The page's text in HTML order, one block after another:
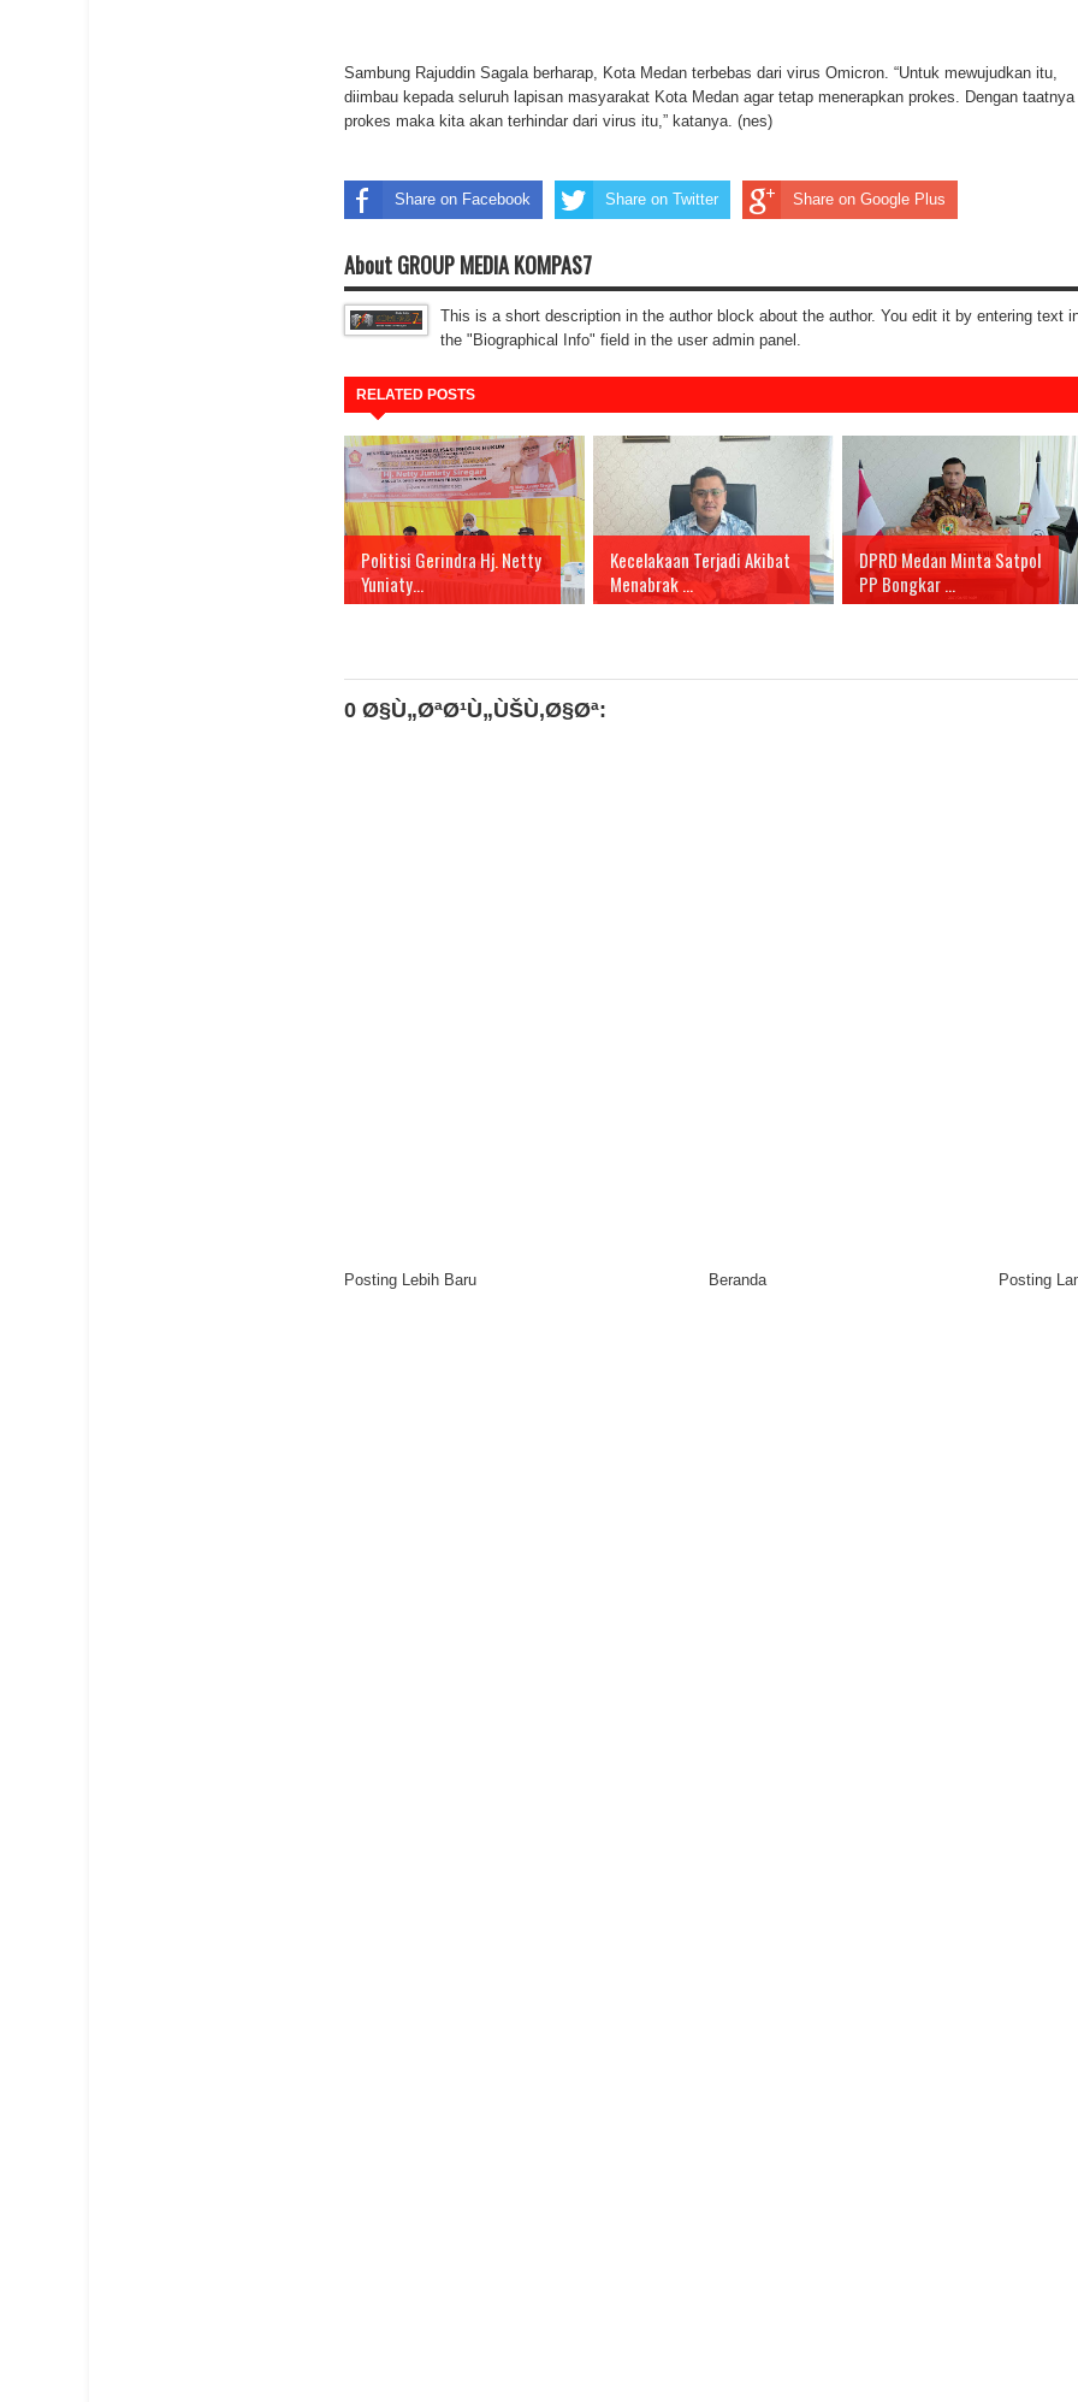
Sambung Rajuddin Sagala berharap, Kota Medan terbebas dari virus Omicron. “Untuk mewujudkan itu,
diimbau kepada seluruh lapisan masyarakat Kota Medan agar tetap menerapkan prokes. Dengan taatnya
prokes maka kita akan terhindar dari virus itu,” katanya. (nes)
Share on Facebook Share on Twitter Share on Google Plus
About GROUP MEDIA KOMPAS7
This is a short description in the author block about the author. You edit it by entering text
the "Biographical Info" field in the user admin panel.
RELATED POSTS
Politisi Gerindra Hj. Netty
Yuniaty...
Kecelakaan Terjadi Akibat
Menabrak ...
DPRD Medan Minta Satpol
PP Bongkar ...
0 Ø§Ù„ØªØ¹Ù„ÙŠÙ‚Ø§Øª:
Posting Lebih Baru Posting
Beranda